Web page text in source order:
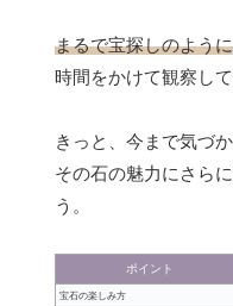
まるで宝探しのように
時間をかけて観察して
きっと、今まで気づ
その石の魅力にさら
う。
ポイント
宝石の楽しみ方